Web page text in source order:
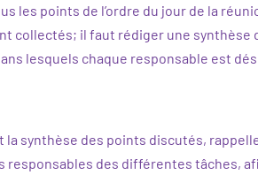
les points de l’ordre du jour de la
collectés; il faut rédiger une synthèse
lesquels chaque responsable est
la synthèse des points discutés,
responsables des différentes tâches,